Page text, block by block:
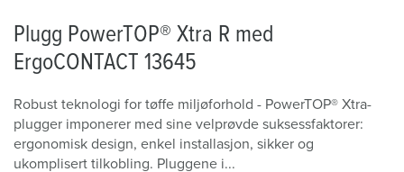
Plugg PowerTOP® Xtra R med
ErgoCONTACT 13645
Robust teknologi for tøffe miljøforhold - PowerTOP® Xtra-
plugger imponerer med sine velprøvde suksessfaktorer:
ergonomisk design, enkel installasjon, sikker og
ukomplisert tilkobling. Pluggene i...